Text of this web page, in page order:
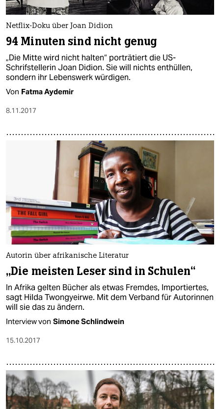
Netflix-Doku über Joan Didion
94 Minuten sind nicht genug
„Die Mitte wird nicht halten“ porträtiert die US-
Schrifstellerin Joan Didion. Sie will nichts enthüllen,
sondern ihr Lebenswerk würdigen.
Von Fatma Aydemir
8.11.2017
Autorin über afrikanische Literatur
„Die meisten Leser sind in Schulen“
In Afrika gelten Bücher als etwas Fremdes, Importiertes,
sagt Hilda Twongyeirwe. Mit dem Verband für Autorinnen
will sie das zu ändern.
Interview von Simone Schlindwein
15.10.2017